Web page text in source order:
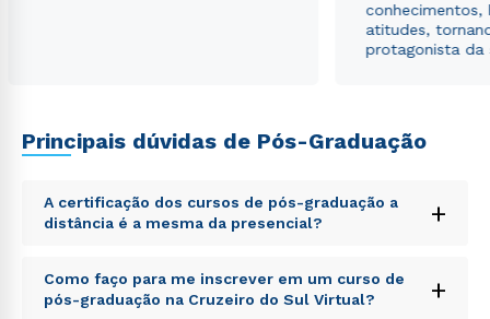
conhecimentos,
atitudes,
protagonista da
Principais dúvidas de Pós-Graduação
A certificação dos cursos de pós-graduação a
distância é a mesma da presencial?
+
Sed ut perspiciatis unde omnis iste natus error sit
voluptatem accusantium doloremque laudantium,
totam rem aperiam, eaque ipsa quae ab illo inventore
Como faço para me inscrever em um curso de
pós-graduação na Cruzeiro do Sul Virtual?
+
Estou de acordo com aPolítica de Privacidade.e
autorizo que meus dados sejam utilizados para o